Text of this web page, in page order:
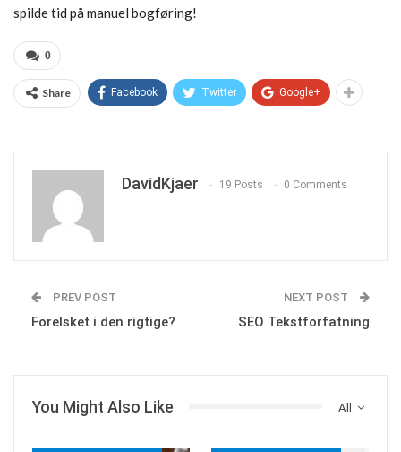
spilde tid på manuel bogføring!
0
Share Facebook Twitter Google+
DavidKjaer 19 Posts 0 Comments
PREV POST
Forelsket i den rigtige?
NEXT POST
SEO Tekstforfatning
All
You Might Also Like